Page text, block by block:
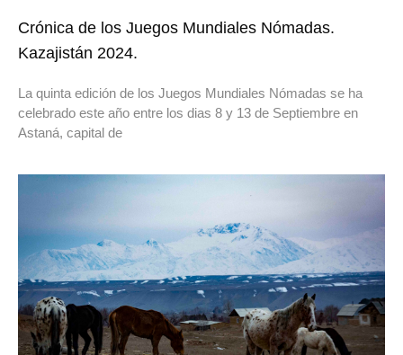
Crónica de los Juegos Mundiales Nómadas.
Kazajistán 2024.
La quinta edición de los Juegos Mundiales Nómadas se ha
celebrado este año entre los dias 8 y 13 de Septiembre en
Astaná, capital de